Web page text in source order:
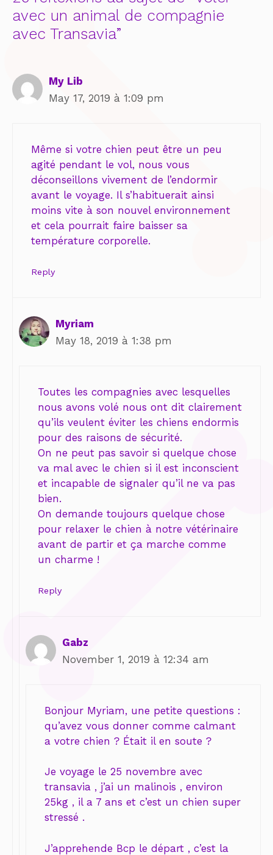
avec un animal de compagnie
avec Transavia”
My Lib
May 17, 2019 à 1:09 pm
Même si votre chien peut être un peu
agité pendant le vol, nous vous
déconseillons vivement de l’endormir
avant le voyage. Il s’habituerait ainsi
moins vite à son nouvel environnement
et cela pourrait faire baisser sa
température corporelle.
Reply
Myriam
May 18, 2019 à 1:38 pm
Toutes les compagnies avec lesquelles
nous avons volé nous ont dit clairement
qu’ils veulent éviter les chiens endormis
pour des raisons de sécurité.
On ne peut pas savoir si quelque chose
va mal avec le chien si il est inconscient
et incapable de signaler qu’il ne va pas
bien.
On demande toujours quelque chose
pour relaxer le chien à notre vétérinaire
avant de partir et ça marche comme
un charme !
Reply
Gabz
November 1, 2019 à 12:34 am
Bonjour Myriam, une petite questions :
qu’avez vous donner comme calmant
a votre chien ? Était il en soute ?
Je voyage le 25 novembre avec
transavia , j’ai un malinois , environ
25kg , il a 7 ans et c’est un chien super
stressé .
J’apprehende Bcp le départ , c’est la